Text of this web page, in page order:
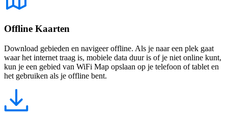
Offline Kaarten
Download gebieden en navigeer offline. Als je naar een plek gaat
waar het internet traag is, mobiele data duur is of je niet online kunt,
kun je een gebied van WiFi Map opslaan op je telefoon of tablet en
het gebruiken als je offline bent.